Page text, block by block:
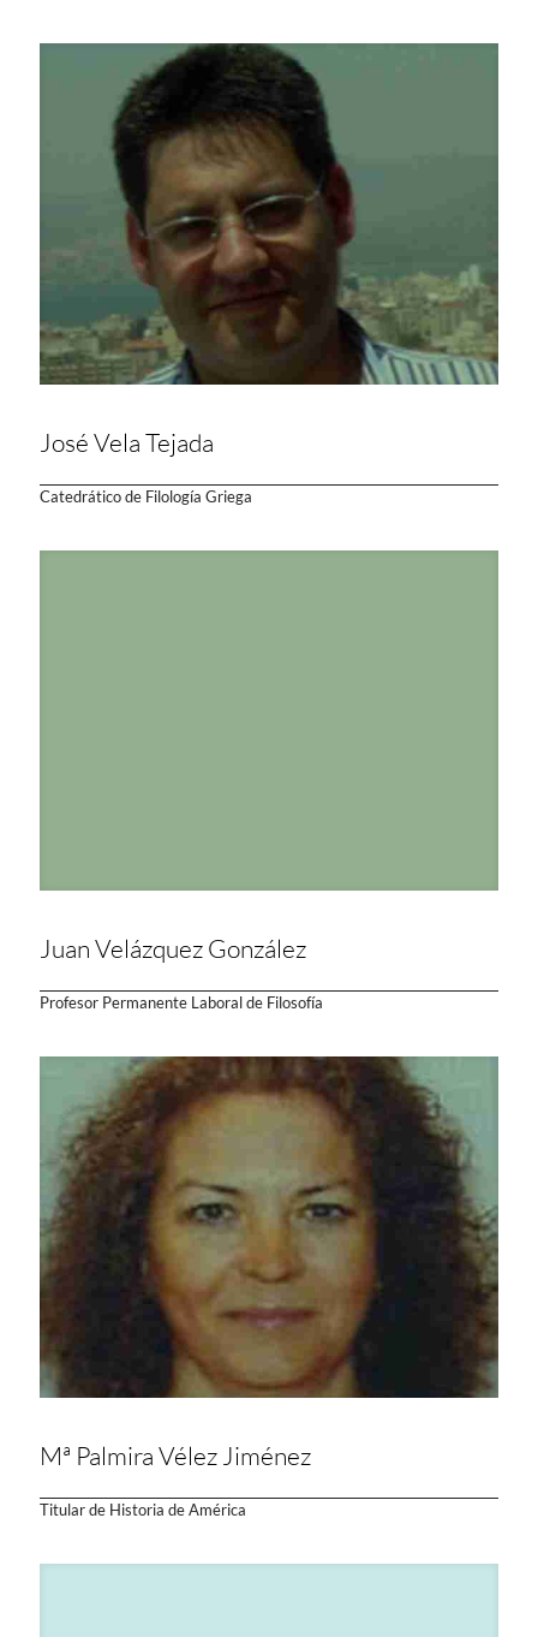
José Vela Tejada
Catedrático de Filología Griega
Juan Velázquez González
Profesor Permanente Laboral de Filosofía
Mª Palmira Vélez Jiménez
Titular de Historia de América